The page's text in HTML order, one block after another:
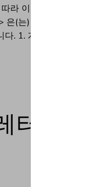
라 이용자의 개인정보
은(는) 회사는 개인정보
. 1. 개인정보의 처리
안내